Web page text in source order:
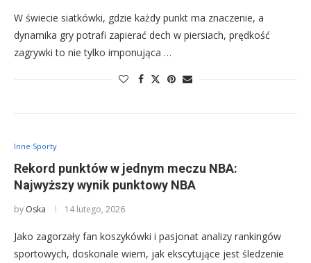
W świecie siatkówki, gdzie każdy punkt ma znaczenie, a
dynamika gry potrafi zapierać dech w piersiach, prędkość
zagrywki to nie tylko imponująca …
Inne Sporty
Rekord punktów w jednym meczu NBA:
Najwyższy wynik punktowy NBA
by Oska 14 lutego, 2026
Jako zagorzały fan koszykówki i pasjonat analizy rankingów
sportowych, doskonale wiem, jak ekscytujące jest śledzenie